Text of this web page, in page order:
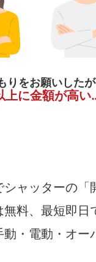
りをお願いしたが
上に金額が高い
シャッターの「
無料、最短即
動・電動・オー